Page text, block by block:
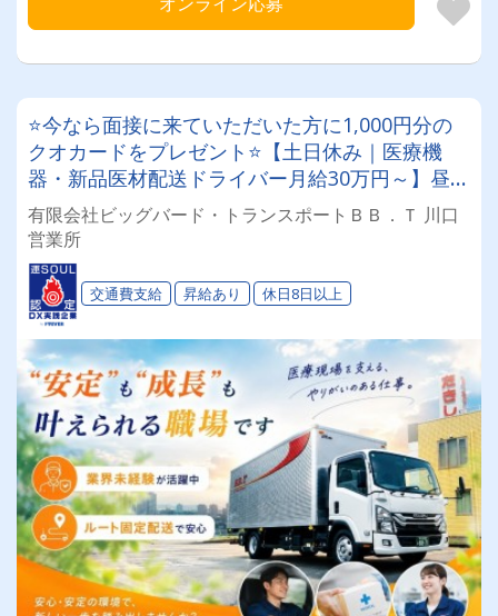
⭐今なら面接に来ていただいた方に1,000円分の
クオカードをプレゼント⭐【土日休み｜医療機
器・新品医材配送ドライバー月給30万円～】昼
勤・夜勤どちらも選べます!!✨️業界未経験が活躍
中!!✨️／ルート固定配送で安心！！／"安定"も"成
長"も叶えられる職場です⭐
有限会社ビッグバード・トランスポートＢＢ．Ｔ 川口
営業所
交通費支給 昇給あり 休日8日以上